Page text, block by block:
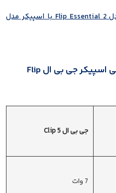
جدول مقایسه مشخصات فنی اسپیکر جی بی ال Flip
جی بی ال Clip 5
7 وات